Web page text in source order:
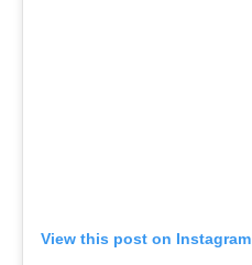
View this post on Instagram